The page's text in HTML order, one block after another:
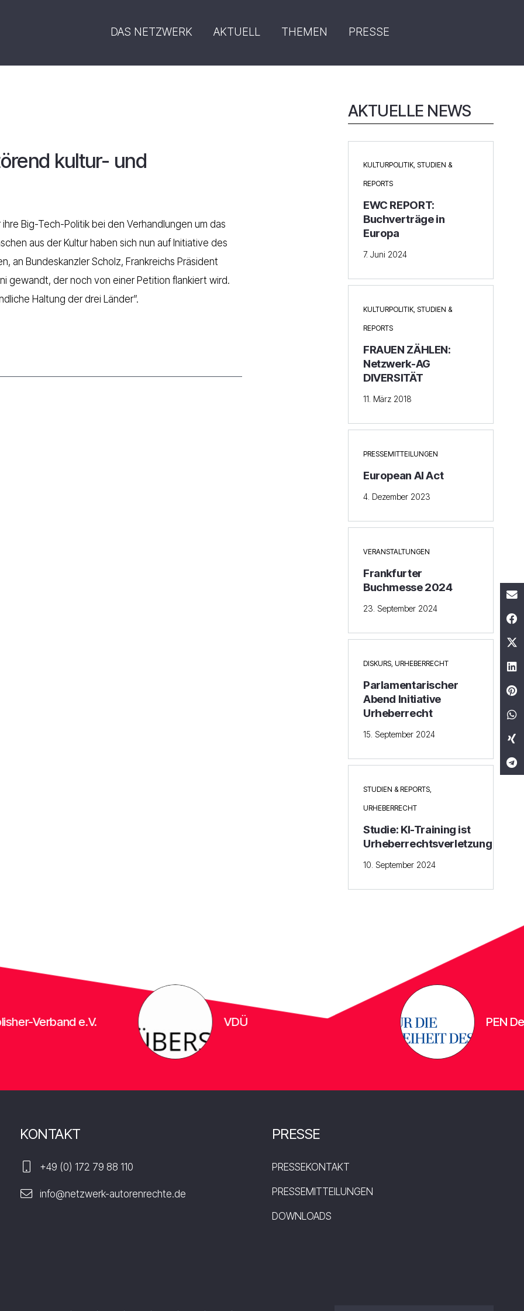
DAS NETZWERK AKTUELL THEMEN PRESSE
kultur- und
Big-Tech-Politik bei den Verhandlungen um das
aus der Kultur haben sich nun auf Initiative des
an Bundeskanzler Scholz, Frankreichs Präsident
gewandt, der noch von einer Petition flankiert wird.
Haltung der drei Länder”.
AKTUELLE NEWS
KULTURPOLITIK, STUDIEN &
REPORTS
EWC REPORT:
Buchverträge in
Europa
7. Juni 2024
KULTURPOLITIK, STUDIEN &
REPORTS
FRAUEN ZÄHLEN:
Netzwerk-AG
DIVERSITÄT
11. März 2018
PRESSEMITTEILUNGEN
European AI Act
4. Dezember 2023
VERANSTALTUNGEN
Frankfurter
Buchmesse 2024
23. September 2024
DISKURS, URHEBERRECHT
Parlamentarischer
Abend Initiative
Urheberrecht
15. September 2024
STUDIEN & REPORTS,
URHEBERRECHT
Studie: KI-Training ist
Urheberrechtsverletzung
10. September 2024
e.V. PEN
KONTAKT
+49 (0) 172 79 88 110
info@netzwerk-autorenrechte.de
PRESSE
PRESSEKONTAKT
PRESSEMITTEILUNGEN
DOWNLOADS